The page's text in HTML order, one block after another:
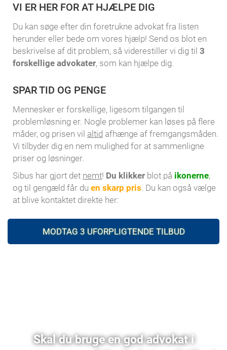
VI ER HER FOR AT HJÆLPE DIG
Du kan søge efter din foretrukne advokat fra listen
herunder eller bede om vores hjælp! Send os blot en
beskrivelse af dit problem, så viderestiller vi dig til 3
forskellige advokater, som kan hjælpe dig.
SPAR TID OG PENGE
Mennesker er forskellige, ligesom tilgangen til
problemløsning er. Nogle problemer kan løses på flere
måder, og prisen vil altid afhænge af fremgangsmåden.
Vi tilbyder dig en nem mulighed for at sammenligne
priser og løsninger.
Sibus har gjort det nemt! Du klikker blot på ikonerne,
og til gengæld får du en skarp pris. Du kan også vælge
at blive kontaktet direkte her:
MODTAG 3 UFORPLIGTENDE TILBUD
Skal du bruge en god advokat i